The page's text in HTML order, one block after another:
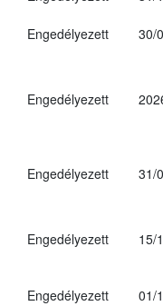
Engedélyezett
30/
Engedélyezett
Engedélyezett 31/
Engedélyezett 15/
Engedélyezett
01/